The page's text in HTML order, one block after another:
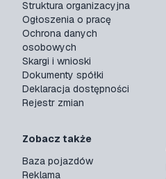
Struktura organizacyjna
Ogłoszenia o pracę
Ochrona danych
osobowych
Skargi i wnioski
Dokumenty spółki
Deklaracja dostępności
Rejestr zmian
Zobacz także
Baza pojazdów
Reklama